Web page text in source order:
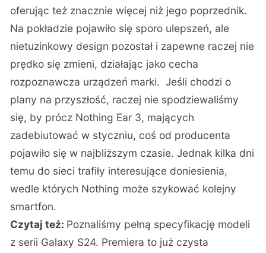
oferując też znacznie więcej niż jego poprzednik.
Na pokładzie pojawiło się sporo ulepszeń, ale
nietuzinkowy design pozostał i zapewne raczej nie
prędko się zmieni, działając jako cecha
rozpoznawcza urządzeń marki. Jeśli chodzi o
plany na przyszłość, raczej nie spodziewaliśmy
się, by prócz Nothing Ear 3, mających
zadebiutować w styczniu, coś od producenta
pojawiło się w najbliższym czasie. Jednak kilka dni
temu do sieci trafiły interesujące doniesienia,
wedle których Nothing może szykować kolejny
smartfon.
Czytaj też: Poznaliśmy pełną specyfikację modeli
z serii Galaxy S24. Premiera to już czysta